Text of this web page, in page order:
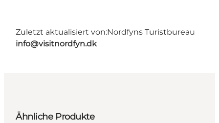
Zuletzt aktualisiert von:Nordfyns Turistbureau
info@visitnordfyn.dk
Ähnliche Produkte